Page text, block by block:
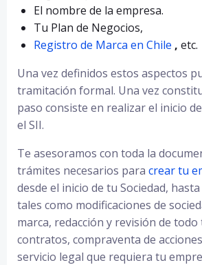
El nombre de la empresa.
Tu Plan de Negocios,
Registro de Marca en Chile , etc.
Una vez definidos estos aspectos
tramitación formal. Una vez
paso consiste en realizar el inicio
el SII.
Te asesoramos con toda la
trámites necesarios para crear tu
desde el inicio de tu Sociedad,
tales como modificaciones de
marca, redacción y revisión de todo
contratos, compraventa de
servicio legal que requiera tu